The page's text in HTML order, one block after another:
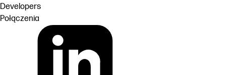
Developers
Połączenia